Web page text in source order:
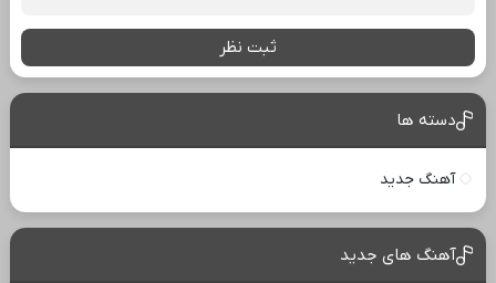
ثبت نظر
دسته ها
آهنگ جدید
آهنگ های جدید